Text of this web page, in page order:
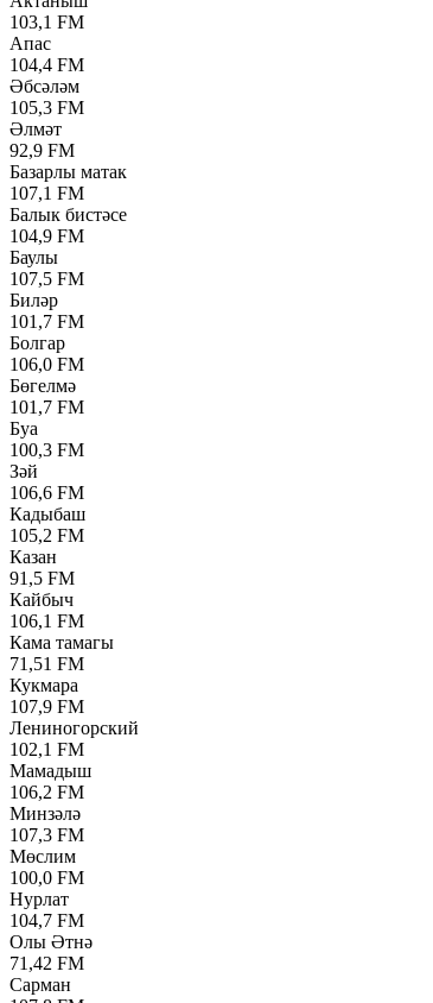
103,1 FM
Апас
104,4 FM
Әбсәләм
105,3 FM
Әлмәт
92,9 FM
Базарлы матак
107,1 FM
Балык бистәсе
104,9 FM
Баулы
107,5 FM
Биләр
101,7 FM
Болгар
106,0 FM
Бөгелмә
101,7 FM
Буа
100,3 FM
Зәй
106,6 FM
Кадыбаш
105,2 FM
Казан
91,5 FM
Кайбыч
106,1 FM
Кама тамагы
71,51 FM
Кукмара
107,9 FM
Лениногорский
102,1 FM
Мамадыш
106,2 FM
Минзәлә
107,3 FM
Мөслим
100,0 FM
Нурлат
104,7 FM
Олы Әтнә
71,42 FM
Сарман